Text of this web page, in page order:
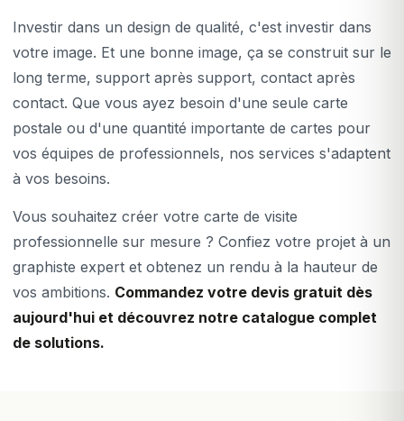
Investir dans un design de qualité, c'est investir dans
votre image. Et une bonne image, ça se construit sur le
long terme, support après support, contact après
contact. Que vous ayez besoin d'une seule carte
postale ou d'une quantité importante de cartes pour
vos équipes de professionnels, nos services s'adaptent
à vos besoins.
Vous souhaitez créer votre carte de visite
professionnelle sur mesure ? Confiez votre projet à un
graphiste expert et obtenez un rendu à la hauteur de
vos ambitions. Commandez votre devis gratuit dès
aujourd'hui et découvrez notre catalogue complet
de solutions.